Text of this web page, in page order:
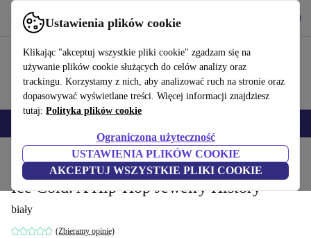
Ustawienia plików cookie
Klikając "akceptuj wszystkie pliki cookie" zgadzam się na
używanie plików cookie służących do celów analizy oraz
trackingu. Korzystamy z nich, aby analizować ruch na stronie oraz
dopasowywać wyświetlane treści. Więcej informacji znajdziesz
tutaj: Polityka plików cookie
Ograniczona użyteczność
USTAWIENIA PLIKÓW COOKIE
AKCEPTUJ WSZYSTKIE PLIKI COOKIE
Korzystaj z refurbed szybko i łatwo
Produkty Gospodarstwo domowe Meble
Ice Cold. A Hip-Hop Jewelry History
biały
(Zbieramy opinie)